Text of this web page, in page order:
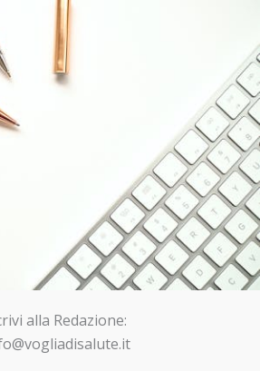
alla Redazione: